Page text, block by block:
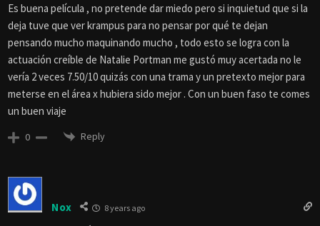
Es buena película , no pretende dar miedo pero si inquietud que si la
deja tuve que ver krampus para no pensar por qué te dejan
pensando mucho maquinando mucho , todo esto se logra con la
actuación creíble de Natalie Portman me gustó muy acertada no le
vería 2 veces 7.50/10 quizás con una trama y un pretexto mejor para
meterse en el área x hubiera sido mejor . Con un buen faso te comes
un buen viaje
0 Reply
Nox 8 years ago